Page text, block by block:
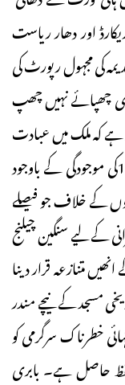
اور دھار ریاست
کی مجہول رپورٹ کی
چھپائے نہیں چھپ
کہ ملک میں عبادت
گاہوں کے تحفظ سے متعلق ایکٹ مجریہ1991کی موجودگی کے باوجود
کے خلاف جو فیصلے
کے لیے سنگین چیلنج
متنازعہ قرار دینا
مسجد کے نیچے مندر
خطرناک سرگرمی کو
حاصل ہے۔ بابری